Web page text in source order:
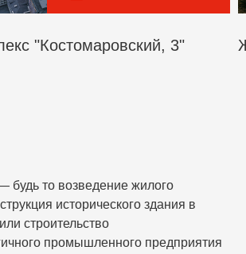
"Костомаровский, 3"
будь то возведение жилого
исторического здания в
строительство
промышленного предприятия